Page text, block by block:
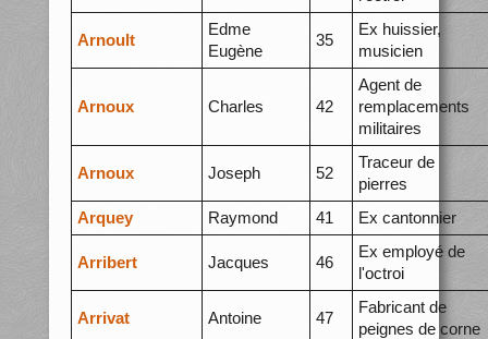
Arnoult
Edme
Eugène
35
Ex huissier,
musicien
Arnoux Charles 42
Agent de
remplacements
militaires
Arnoux Joseph 52
Traceur de
pierres
Arquey
Raymond 41 Ex cantonnier
Arribert Jacques 46
Ex employé de
l'octroi
Arrivat Antoine 47
Fabricant de
peignes de corne